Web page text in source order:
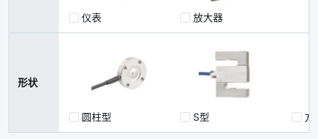
力传感器控制器/放大器
仪表 放大器
形状
圆柱型 S型 方